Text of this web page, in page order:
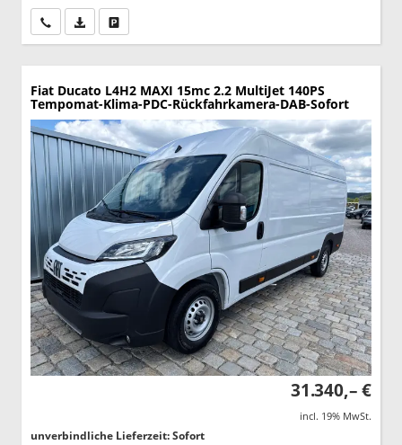
Wir rufen Sie anPDF-Datei, Fahrzeugexposé drucken
Fiat Ducato L4H2 MAXI 15mc 2.2 MultiJet 140PS
Tempomat-Klima-PDC-Rückfahrkamera-DAB-Sofort
31.340,– €
incl. 19% MwSt.
unverbindliche Lieferzeit: Sofort